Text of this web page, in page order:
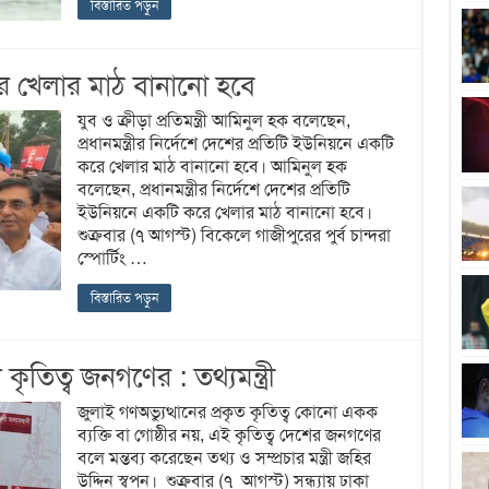
বিস্তারিত পড়ুন
মাঠ বানানো হবে
যুব ও ক্রীড়া প্রতিমন্ত্রী আমিনুল হক বলেছেন,
প্রধানমন্ত্রীর নির্দেশে দেশের প্রতিটি ইউনিয়নে একটি
করে খেলার মাঠ বানানো হবে। আমিনুল হক
বলেছেন, প্রধানমন্ত্রীর নির্দেশে দেশের প্রতিটি
ইউনিয়নে একটি করে খেলার মাঠ বানানো হবে।
শুক্রবার (৭ আগস্ট) বিকেলে গাজীপুরের পুর্ব চান্দরা
স্পোর্টিং …
বিস্তারিত পড়ুন
জনগণের : তথ্যমন্ত্রী
জুলাই গণঅভ্যুত্থানের প্রকৃত কৃতিত্ব কোনো একক
ব্যক্তি বা গোষ্ঠীর নয়, এই কৃতিত্ব দেশের জনগণের
বলে মন্তব্য করেছেন তথ্য ও সম্প্রচার মন্ত্রী জহির
উদ্দিন স্বপন। শুক্রবার (৭ আগস্ট) সন্ধ্যায় ঢাকা